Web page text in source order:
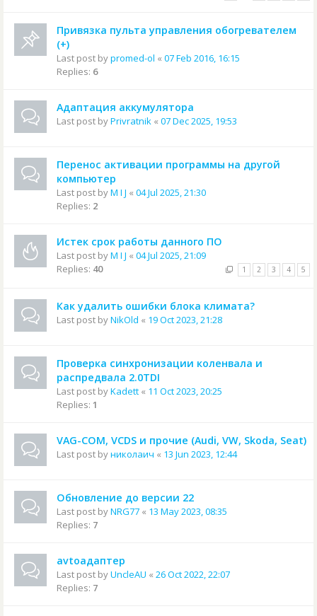
Привязка пульта управления обогревателем
(+)
Last post bypromed-ol « 07 Feb 2016, 16:15
Replies: 6
Адаптация аккумулятора
Last post byPrivratnik « 07 Dec 2025, 19:53
Перенос активации программы на другой
компьютер
Last post byM I J « 04 Jul 2025, 21:30
Replies: 2
Истек срок работы данного ПО
Last post byM I J « 04 Jul 2025, 21:09
Replies: 40 1 2 3 4 5
Как удалить ошибки блока климата?
Last post byNikOld « 19 Oct 2023, 21:28
Проверка синхронизации коленвала и
распредвала 2.0TDI
Last post byKadett « 11 Oct 2023, 20:25
Replies: 1
VAG-COM, VCDS и прочие (Audi, VW, Skoda, Seat)
Last post byниколаич « 13 Jun 2023, 12:44
Обновление до версии 22
Last post byNRG77 « 13 May 2023, 08:35
Replies: 7
avtoадаптер
Last post byUncleAU « 26 Oct 2022, 22:07
Replies: 7